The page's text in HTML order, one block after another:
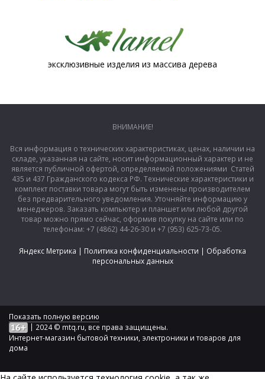
эксклюзивные изделия из массива дерева
ВНИМАНИЕ!
Вся информация о технических характеристиках, ценах, наличии на
складе, указанная на сайте, носит информационный характер и не
является публичной офертой, определяемой положениями Статей
435 и 437 Гражданского кодекса РФ. Технические характеристики и
комплект поставки товара могут быть изменены производителем
без предварительного уведомления. Уточняйте информацию у
менеджеров. Заказать компьютер и планшет или любой другой
товар можно прямо сейчас, оформив покупку на сайте или по
телефонам: +7 (4862) 44-26-30 и +7 (953) 625-73-05.
Яндекс Метрика | Политика конфиденциальности | Обработка
персональных данных
Показать полную версию
| 2024 © mtq.ru, все права защищены.
Интернет-магазин бытовой техники, электроники и товаров для
дома